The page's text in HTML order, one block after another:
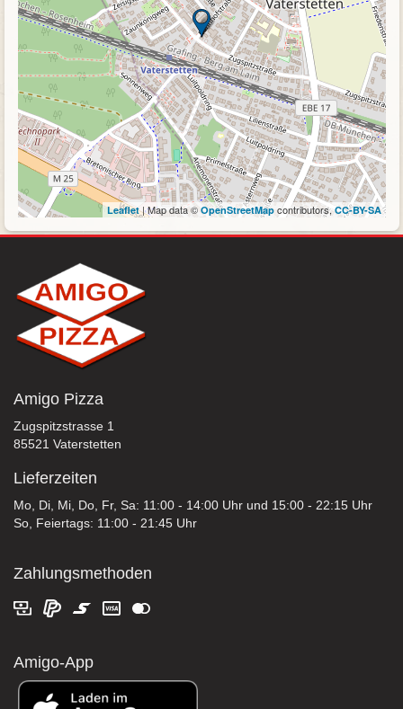
Leaflet| Map data © OpenStreetMapcontributors,CC-BY-SA
Amigo Pizza
Zugspitzstrasse 1
85521 Vaterstetten
Lieferzeiten
Mo, Di, Mi, Do, Fr, Sa: 11:00 - 14:00 Uhr und 15:00 - 22:15 Uhr
So, Feiertags: 11:00 - 21:45 Uhr
Zahlungsmethoden
Amigo-App